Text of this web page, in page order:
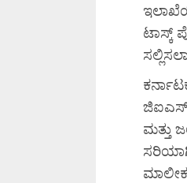
ಟಾಸ್ಕ್
ಜಿಐಎಸ್
ಮತ್ತು